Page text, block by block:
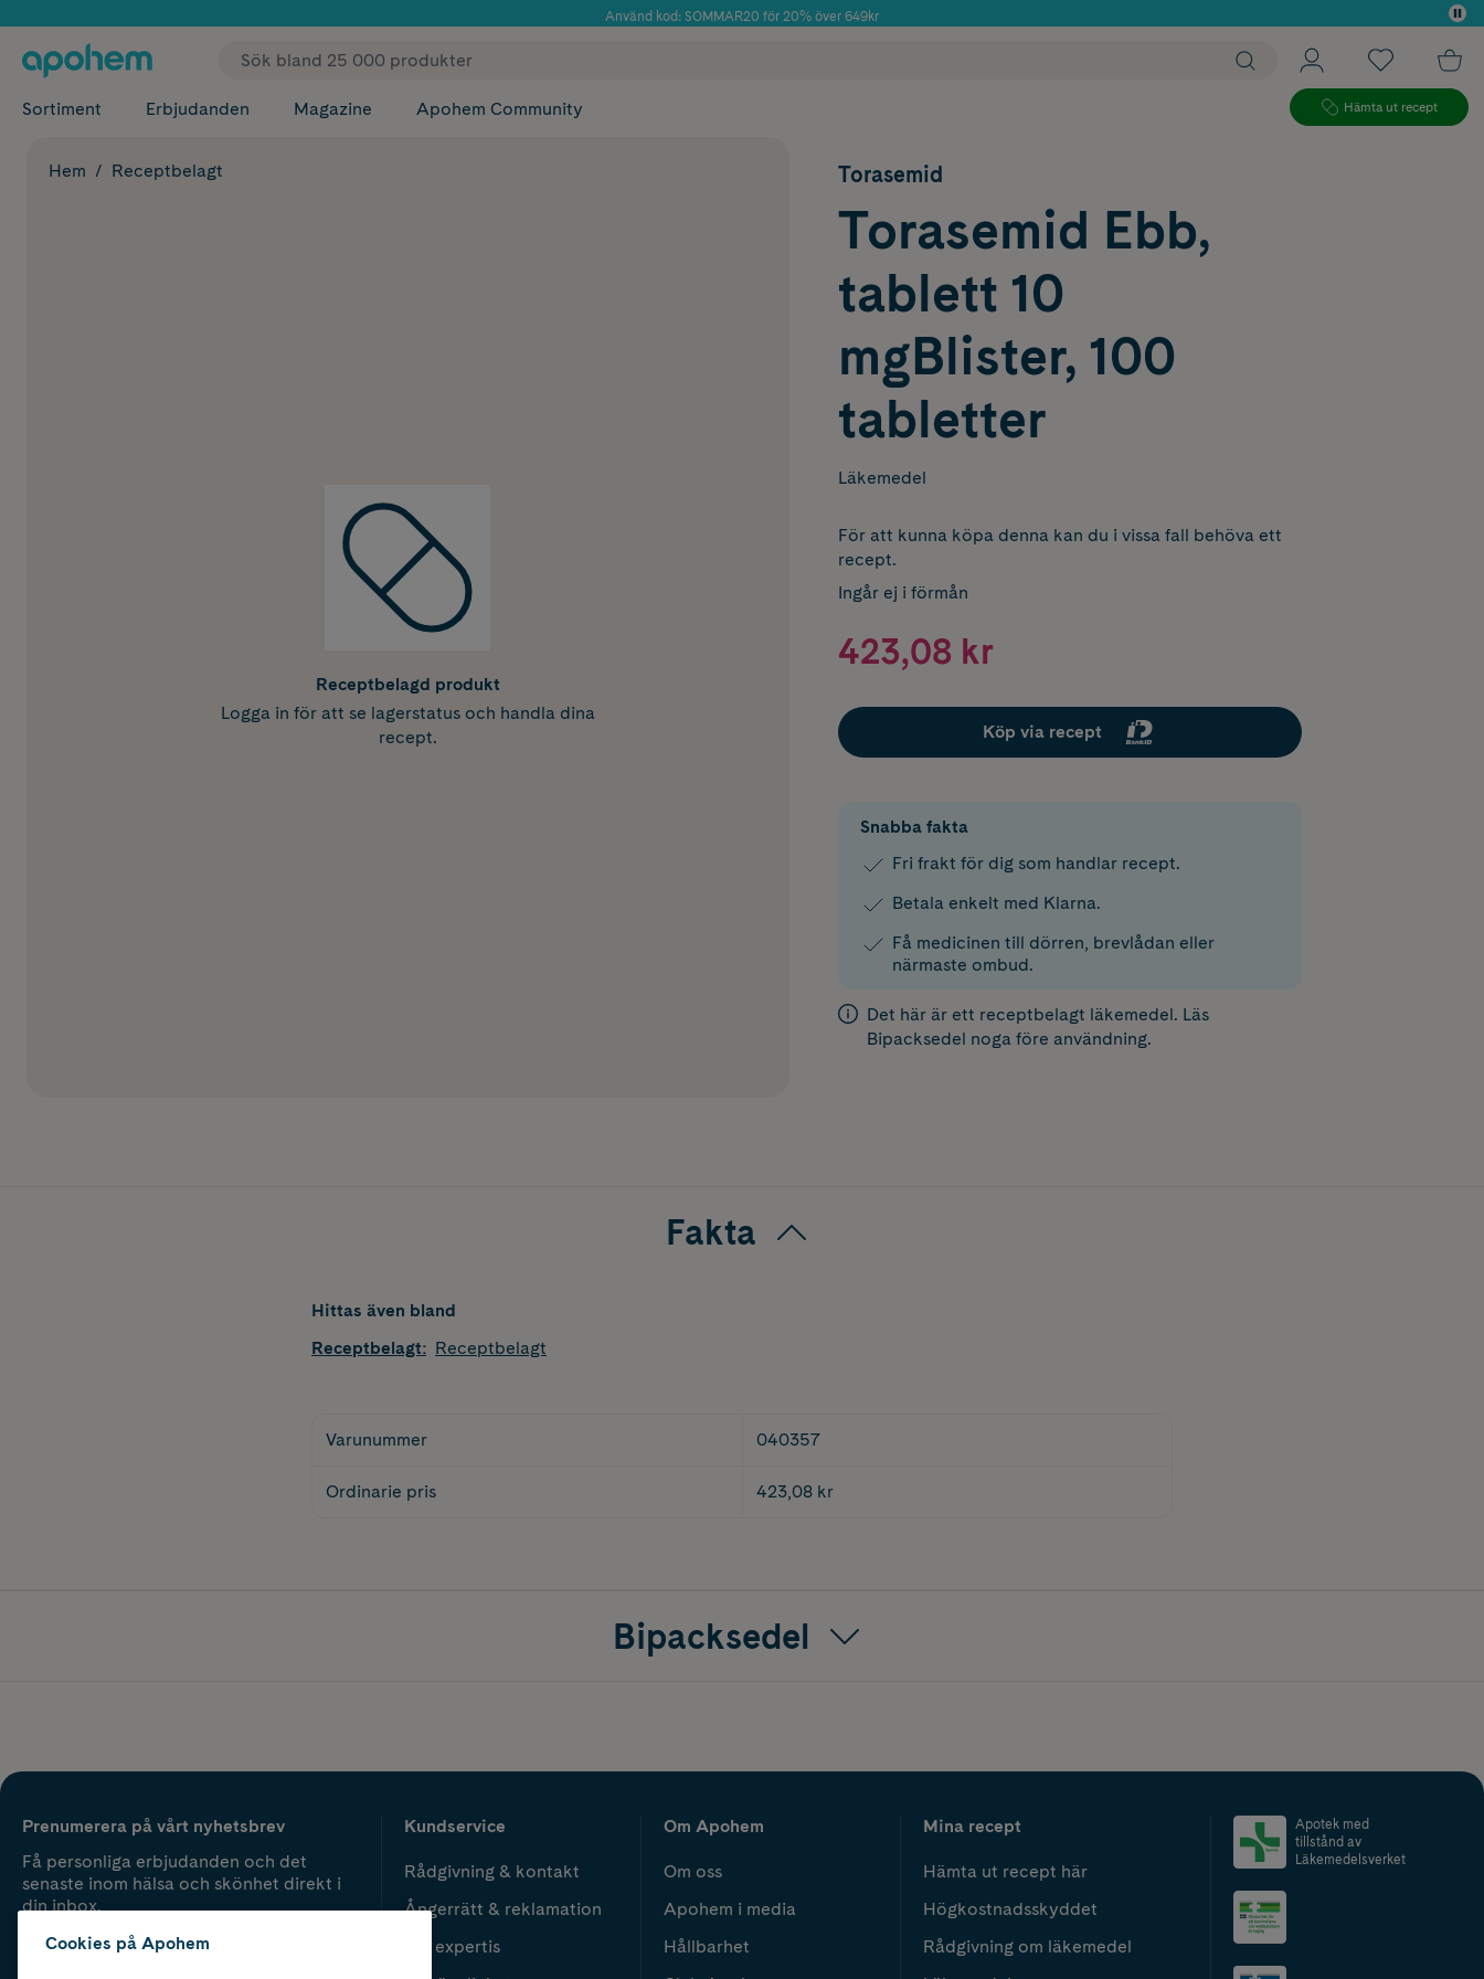
Använd kod: SOMMAR20 för 20% över 649kr
✓ Fri frakt
Sortiment Erbjudanden Magazine Apohem Community Hämta ut recept
Hem Receptbelagt
Receptbelagd produkt
Logga in för att se lagerstatus och handla dina
recept.
Torasemid
Torasemid Ebb,
tablett 10
mgBlister, 100
tabletter
Läkemedel
För att kunna köpa denna kan du i vissa fall behöva ett
recept.
Ingår ej i förmån
423,08 kr
Köp via recept
Snabba fakta
Fri frakt för dig som handlar recept.
Betala enkelt med Klarna.
Få medicinen till dörren, brevlådan eller
närmaste ombud.
Det här är ett receptbelagt läkemedel. Läs
Bipacksedel noga före användning.
Fakta
Hittas även bland
Receptbelagt: Receptbelagt
Varunummer 040357
Ordinarie pris 423,08 kr
Bipacksedel
Prenumerera på vårt nyhetsbrev
Få personliga erbjudanden och det
senaste inom hälsa och skönhet direkt i
din inbox.
Kundservice
Rådgivning & kontakt
Ångerrätt & reklamation
Vår expertis
Om Apohem
Om oss
Apohem i media
Hållbarhet
Mina recept
Hämta ut recept här
Högkostnadsskyddet
Rådgivning om läkemedel
Apotek med
tillstånd av
Läkemedelsverket
Cookies på Apohem